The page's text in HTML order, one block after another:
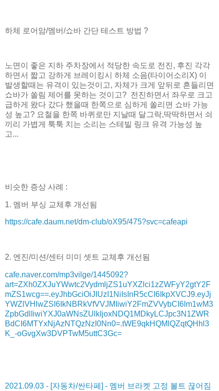
하체 로어암/멤버/쇼바 간단 테스트 방법 ?
노면이 좋은 지하 주차장에서 적당한 속도로 전진, 후진 각각
하면서 짧고 강하게 브레이킹시 하체 소음(타이어소리X) 이
발생할때는 유격이 있는것이고, 자체가 크게 앞뒤로 흔들리면
쇼바가 쏠림 제어를 못하는 것이고? 전진하면서 좌우로 크고
급하게 왔다 갔다 했을때 한쪽으로 심하게 쏠리면 쇼바 가능
성 높고? 요철을 한쪽 바퀴로만 지날때 달그락,딱딱하면서 쇠
끼리 가볍게 툭툭 치는 소리는 스테빌 링크 유격 가능성 높
고...
비슷한 증상 사례 :
1. 멤버 부싱 교체후 개선됨
https://cafe.daum.net/dm-club/oX95/475?svc=cafeapi
2. 엔진/미션/센터 미미 셋트 교체후 개선됨
cafe.naver.com/mp3vilge/1445092?
art=ZXh0ZXJuYWwtc2VydmljZS1uYXZlci1zZWFyY2gtY2F
mZS1wcg==.eyJhbGciOiJIUzI1NiIsInR5cCI6IkpXVCJ9.eyJj
YWZlVHlwZSI6IkNBRkVfVVJMIiwiY2FmZVVybCI6Im1wM3
ZpbGdlIiwiYXJ0aWNsZUlkIjoxNDQ1MDkyLCJpc3N1ZWR
BdCI6MTYxNjAzNTQzNzI0Nn0=.tWE9qkHQMlQZqtQHhl3
K_-oGvgXw3DVPTwM5uttC3Gc=
2021.09.03 - [자동차/싼타페] - 멤버 브라켓 고정 볼트 끊어짐